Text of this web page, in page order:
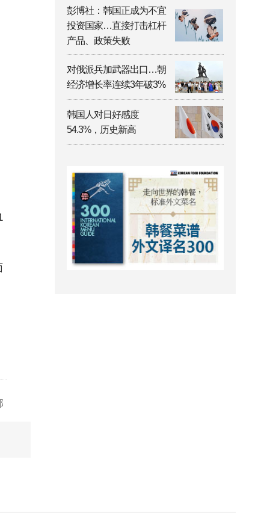
彭博社：韩国正成为不宜
投资国家…直接打击杠杆
产品、政策失败
对俄派兵加武器出口…朝
经济增长率连续3年破3%
韩国人对日好感度
54.3%，历史新高